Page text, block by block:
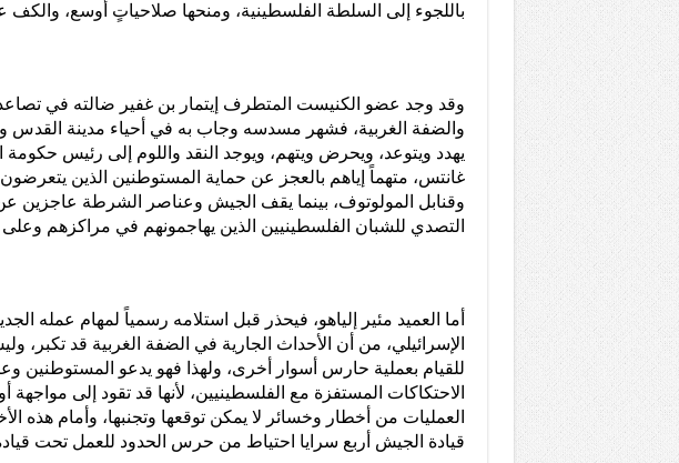
باللجوء إلى السلطة الفلسطينية، ومنحها صلاحياتٍ أوسع، والكف
وقد وجد عضو الكنيست المتطرف إيتمار بن غفير ضالته في
والضفة الغربية، فشهر مسدسه وجاب به في أحياء مدينة القدس
يهدد ويتوعد، ويحرض ويتهم، ويوجد النقد واللوم إلى رئيس حكومة
غانتس، متهماً إياهم بالعجز عن حماية المستوطنين الذين
وقنابل المولوتوف، بينما يقف الجيش وعناصر الشرطة عاجزين
التصدي للشبان الفلسطينيين الذين يهاجمونهم في مراكزهم وعلى
أما العميد مئير إلياهو، فيحذر قبل استلامه رسمياً لمهام عمله
الإسرائيلي، من أن الأحداث الجارية في الضفة الغربية قد
للقيام بعملية حارس أسوار أخرى، ولهذا فهو يدعو المستوطنين
الاحتكاكات المستفزة مع الفلسطينيين، لأنها قد تقود إلى
العمليات من أخطار وخسائر لا يمكن توقعها وتجنبها، وأمام هذه
قيادة الجيش أربع سرايا احتياط من حرس الحدود للعمل تحت